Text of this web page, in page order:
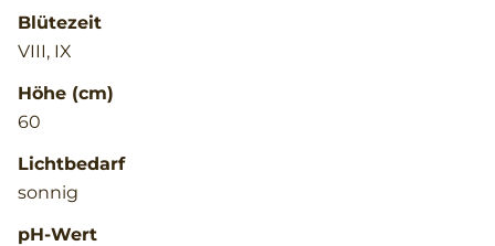
Blütezeit
VIII, IX
Höhe (cm)
60
Lichtbedarf
sonnig
pH-Wert